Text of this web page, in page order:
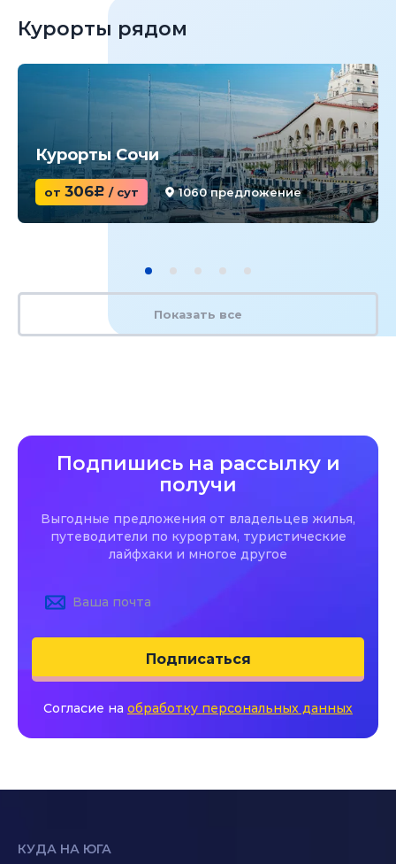
Курорты рядом
Курорты Сочи
от 306c / сут 1060 предложение
Показать все
Подпишись на рассылку и
получи
Выгодные предложения от владельцев жилья,
путеводители по курортам, туристические
лайфхаки и многое другое
Подписаться
Согласие на обработку персональных данных
КУДА НА ЮГА